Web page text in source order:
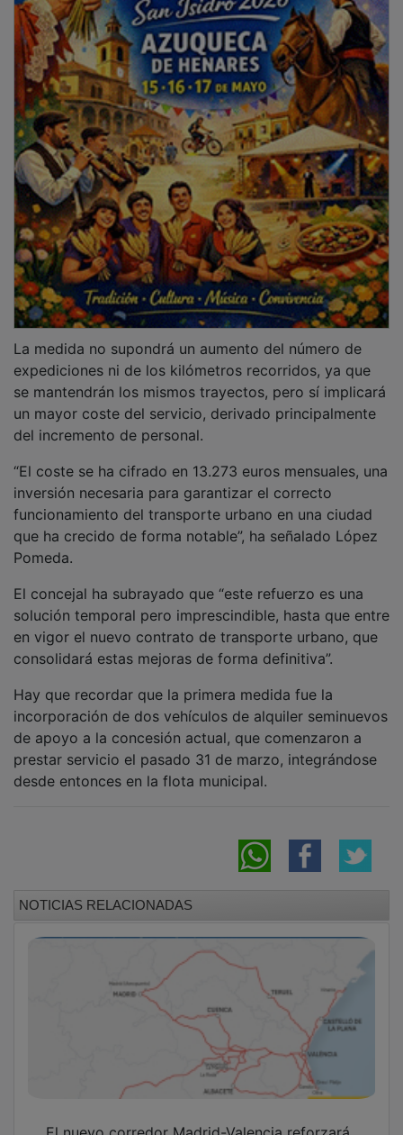
La medida no supondrá un aumento del número de
expediciones ni de los kilómetros recorridos, ya que
se mantendrán los mismos trayectos, pero sí implicará
un mayor coste del servicio, derivado principalmente
del incremento de personal.
“El coste se ha cifrado en 13.273 euros mensuales, una
inversión necesaria para garantizar el correcto
funcionamiento del transporte urbano en una ciudad
que ha crecido de forma notable”, ha señalado López
Pomeda.
El concejal ha subrayado que “este refuerzo es una
solución temporal pero imprescindible, hasta que entre
en vigor el nuevo contrato de transporte urbano, que
consolidará estas mejoras de forma definitiva”.
Hay que recordar que la primera medida fue la
incorporación de dos vehículos de alquiler seminuevos
de apoyo a la concesión actual, que comenzaron a
prestar servicio el pasado 31 de marzo, integrándose
desde entonces en la flota municipal.
NOTICIAS RELACIONADAS